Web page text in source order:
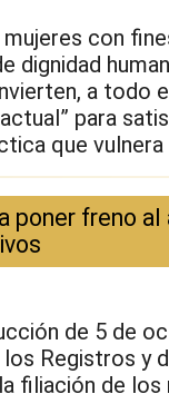
con
dignidad
a todo
para
que
poner freno
de 5 de
los Registros y
filiación de los